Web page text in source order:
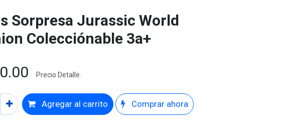
Sorpresa Jurassic World
Colecciónable 3a+
Precio Detalle.
Agregar al carrito Comprar ahora